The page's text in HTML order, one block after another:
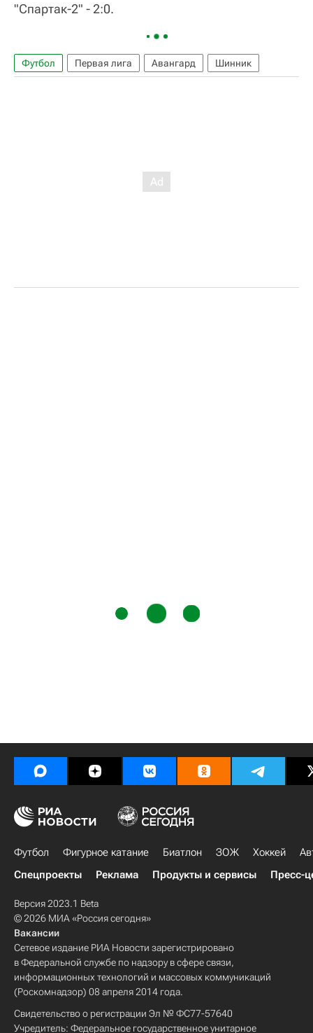
"Спартак-2" - 2:0.
Футбол Первая лига Авангард Шинник
Футбол Фигурное катание Биатлон ЗОЖ Хоккей
Спецпроекты
Реклама Продукты и сервисы Пресс-
Версия 2023.1 Beta
© 2026 МИА «Россия сегодня»
Вакансии
Сетевое издание РИА Новости зарегистрировано
в Федеральной службе по надзору в сфере связи,
информационных технологий и массовых коммуникаций
(Роскомнадзор) 08 апреля 2014 года.
Свидетельство о регистрации Эл № ФС77-57640
Учредитель: Федеральное государственное унитарное